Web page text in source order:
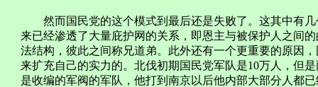
然而国民党的这个模式到最后还是失败了。这其中有几
来已经渗透了大量庇护网的关系，即恩主与被保护人之间
法结构，彼此之间称兄道弟。此外还有一个更重要的原因
来扩充自己的实力的。北伐初期国民党军队是10万人，但
是收编的军阀的军队，他打到南京以后他内部大部分人都